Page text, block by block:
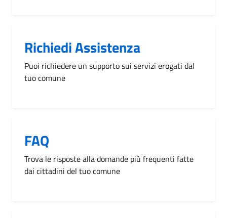
Richiedi Assistenza
Puoi richiedere un supporto sui servizi erogati dal
tuo comune
FAQ
Trova le risposte alla domande più frequenti fatte
dai cittadini del tuo comune